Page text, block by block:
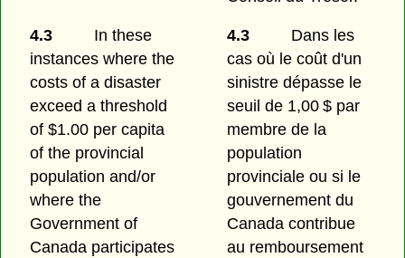
4.3
In these
instances where the
costs of a disaster
exceed a threshold
of $1.00 per capita
of the provincial
population and/or
where the
Government of
Canada participates
4.3
Dans les
cas où le coût d'un
sinistre dépasse le
seuil de 1,00 $ par
membre de la
population
provinciale ou si le
gouvernement du
Canada contribue
au remboursement